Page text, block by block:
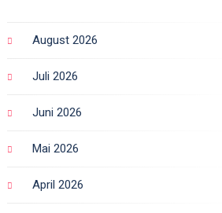
August 2026
Juli 2026
Juni 2026
Mai 2026
April 2026